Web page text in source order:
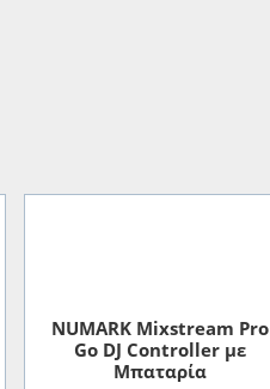
NUMARK Mixstream Pro
Go DJ Controller με
Mπαταρία